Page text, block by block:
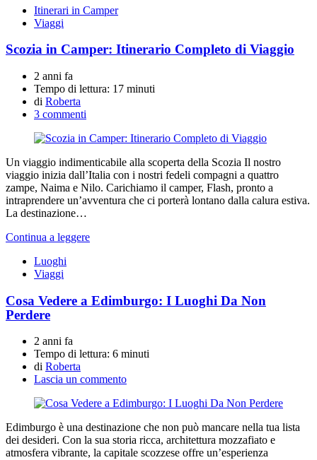
Itinerari in Camper
Viaggi
Scozia in Camper: Itinerario Completo di Viaggio
2 anni fa
Tempo di lettura: 17 minuti
di Roberta
3 commenti
Un viaggio indimenticabile alla scoperta della Scozia Il nostro
viaggio inizia dall’Italia con i nostri fedeli compagni a quattro
zampe, Naima e Nilo. Carichiamo il camper, Flash, pronto a
intraprendere un’avventura che ci porterà lontano dalla calura estiva.
La destinazione…
Continua a leggere
Luoghi
Viaggi
Cosa Vedere a Edimburgo: I Luoghi Da Non
Perdere
2 anni fa
Tempo di lettura: 6 minuti
di Roberta
Lascia un commento
Edimburgo è una destinazione che non può mancare nella tua lista
dei desideri. Con la sua storia ricca, architettura mozzafiato e
atmosfera vibrante, la capitale scozzese offre un’esperienza